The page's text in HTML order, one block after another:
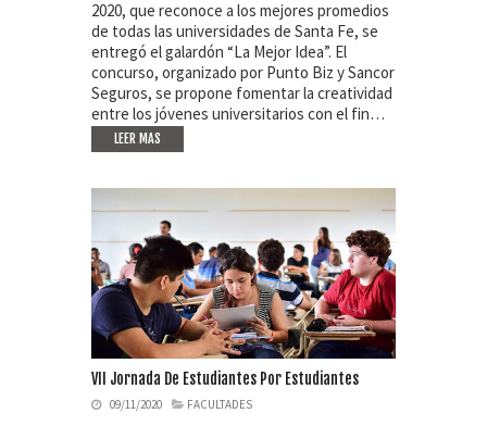
2020, que reconoce a los mejores promedios
de todas las universidades de Santa Fe, se
entregó el galardón “La Mejor Idea”. El
concurso, organizado por Punto Biz y Sancor
Seguros, se propone fomentar la creatividad
entre los jóvenes universitarios con el fin…
LEER MAS
VII Jornada De Estudiantes Por Estudiantes
09/11/2020 FACULTADES